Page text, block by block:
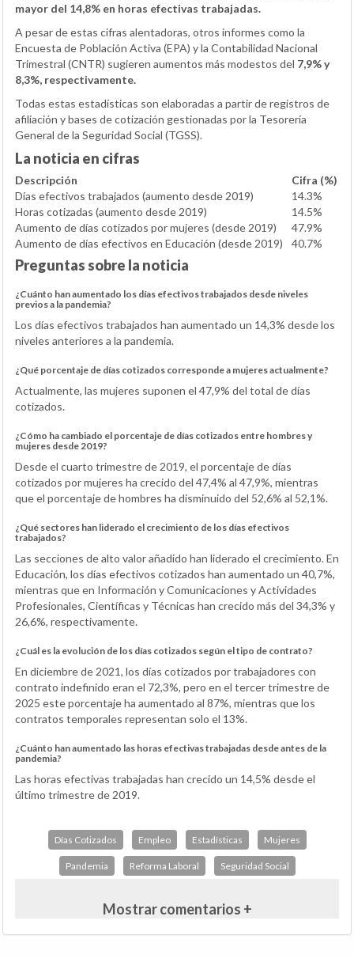
mayor del 14,8% en horas efectivas trabajadas.
A pesar de estas cifras alentadoras, otros informes como la
Encuesta de Población Activa (EPA) y la Contabilidad Nacional
Trimestral (CNTR) sugieren aumentos más modestos del 7,9% y
8,3%, respectivamente.
Todas estas estadísticas son elaboradas a partir de registros de
afiliación y bases de cotización gestionadas por la Tesorería
General de la Seguridad Social (TGSS).
La noticia en cifras
Descripción
Cifra (%)
Días efectivos trabajados (aumento desde 2019)
14.3%
Horas cotizadas (aumento desde 2019)
14.5%
Aumento de días cotizados por mujeres (desde 2019)
47.9%
Aumento de días efectivos en Educación (desde 2019)
40.7%
Preguntas sobre la noticia
¿Cuánto han aumentado los días efectivos trabajados desde niveles
previos a la pandemia?
Los días efectivos trabajados han aumentado un 14,3% desde los
niveles anteriores a la pandemia.
¿Qué porcentaje de días cotizados corresponde a mujeres actualmente?
Actualmente, las mujeres suponen el 47,9% del total de días
cotizados.
¿Cómo ha cambiado el porcentaje de días cotizados entre hombres y
mujeres desde 2019?
Desde el cuarto trimestre de 2019, el porcentaje de días
cotizados por mujeres ha crecido del 47,4% al 47,9%, mientras
que el porcentaje de hombres ha disminuido del 52,6% al 52,1%.
¿Qué sectores han liderado el crecimiento de los días efectivos
trabajados?
Las secciones de alto valor añadido han liderado el crecimiento. En
Educación, los días efectivos cotizados han aumentado un 40,7%,
mientras que en Información y Comunicaciones y Actividades
Profesionales, Científicas y Técnicas han crecido más del 34,3% y
26,6%, respectivamente.
¿Cuál es la evolución de los días cotizados según el tipo de contrato?
En diciembre de 2021, los días cotizados por trabajadores con
contrato indefinido eran el 72,3%, pero en el tercer trimestre de
2025 este porcentaje ha aumentado al 87%, mientras que los
contratos temporales representan solo el 13%.
¿Cuánto han aumentado las horas efectivas trabajadas desde antes de la
pandemia?
Las horas efectivas trabajadas han crecido un 14,5% desde el
último trimestre de 2019.
Días Cotizados Empleo Estadísticas Mujeres
Pandemia Reforma Laboral Seguridad Social
Mostrar comentarios +